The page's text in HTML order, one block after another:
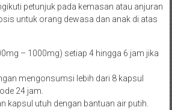
petunjuk pada kemasan atau anjuran
untuk orang dewasa dan anak di atas
– 1000mg) setiap 4 hingga 6 jam jika
mengonsumsi lebih dari 8 kapsul
24 jam.
kapsul utuh dengan bantuan air putih.